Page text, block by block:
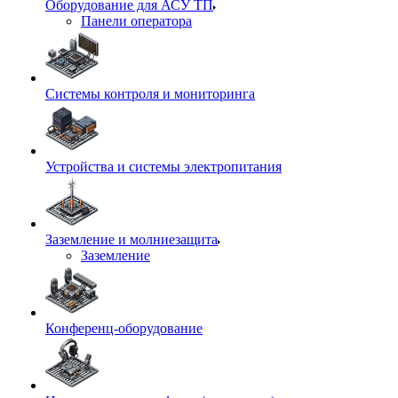
Оборудование для АСУ ТП
Панели оператора
Системы контроля и мониторинга
Устройства и системы электропитания
Заземление и молниезащита
Заземление
Конференц-оборудование